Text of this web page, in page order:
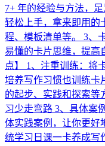
7+ 年的经验与方法，足
轻松上手，拿来即用的
程、模板清单等。 3、
易懂的卡片思维，提高
点】 1、注重训练：将
培养写作习惯也训练卡
的起步、实践和探索等
习少走弯路 3、具体案
体实践案例，让你更好
统学习日课一卡养成写